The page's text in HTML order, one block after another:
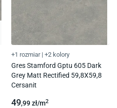
+1 rozmiar | +2 kolory
Gres Stamford Gptu 605 Dark
Grey Matt Rectified 59,8X59,8
Cersanit
49,99zł/m2